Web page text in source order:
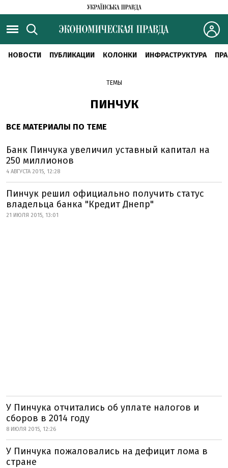
НОВОСТИ ПУБЛИКАЦИИ КОЛОНКИ ИНФРАСТРУКТУРА
ТЕМЫ
ПИНЧУК
ВСЕ МАТЕРИАЛЫ ПО ТЕМЕ
Банк Пинчука увеличил уставный капитал на
250 миллионов
4 АВГУСТА 2015, 12:28
Пинчук решил официально получить статус
владельца банка "Кредит Днепр"
21 ИЮЛЯ 2015, 13:01
У Пинчука отчитались об уплате налогов и
сборов в 2014 году
8 ИЮЛЯ 2015, 12:26
У Пинчука пожаловались на дефицит лома в
стране